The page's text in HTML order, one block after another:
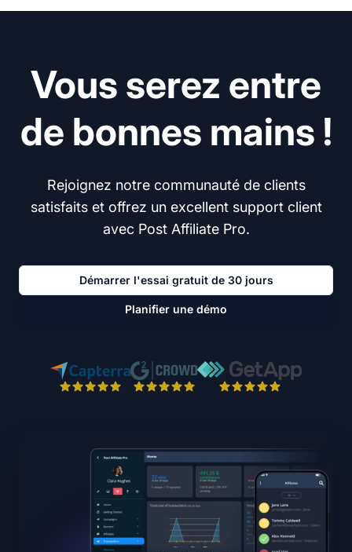
Vous serez entre
de bonnes mains !
Rejoignez notre communauté de clients
satisfaits et offrez un excellent support client
avec Post Affiliate Pro.
Démarrer l'essai gratuit de 30 jours
Planifier une démo